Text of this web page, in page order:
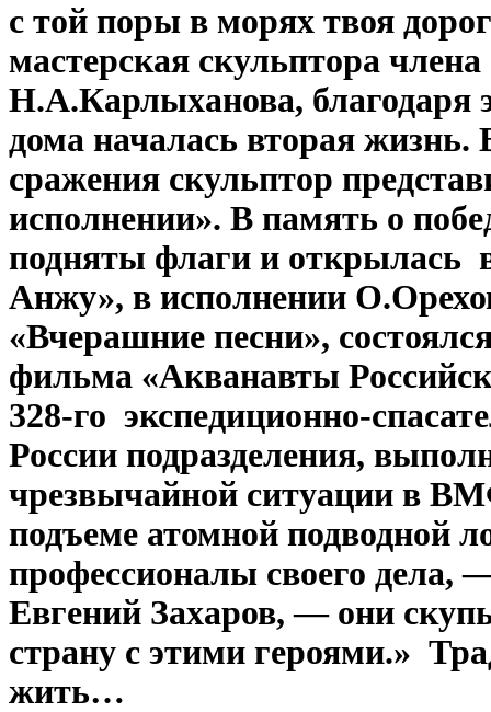
с той поры в морях твоя
мастерская скульптора
Н.А.Карлыханова, благодаря
дома началась вторая
сражения скульптор
исполнении». В память о
подняты флаги и открылась
Анжу», в исполнении
«Вчерашние песни»,
фильма «Акванавты
328-го экспедиционно-
России подразделения,
чрезвычайной ситуации в
подъеме атомной подводной
профессионалы своего
Евгений Захаров, — они
страну с этими героями.»
жить…